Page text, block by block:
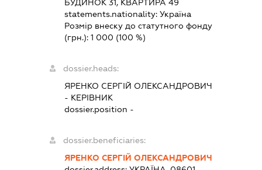
БУДИНОК 31, КВАРТИРА 49
statements.nationality:Україна
Розмір внеску до статутного фонду
(грн.):1 000 (100 %)
dossier.heads:
ЯРЕНКО СЕРГІЙ ОЛЕКСАНДРОВИЧ
- КЕРІВНИК
dossier.position -
dossier.beneficiaries:
ЯРЕНКО СЕРГІЙ ОЛЕКСАНДРОВИЧ